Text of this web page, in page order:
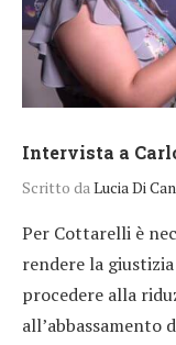
Intervista a
Scritto daLucia Di
Per Cottarelli è
rendere la
procedere alla
all’abbassamento